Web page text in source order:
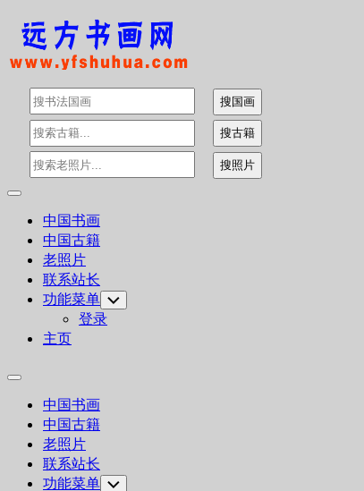
Skip
content
Expand
中国书画
中国古籍
老照片
联系站长
功能菜单 Toggle
Child
Menu
登录
主页
Expand
中国书画
中国古籍
老照片
联系站长
功能菜单 Toggle